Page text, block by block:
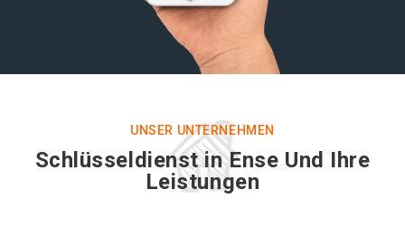
UNSER UNTERNEHMEN
Schlüsseldienst in Ense Und Ihre
Leistungen